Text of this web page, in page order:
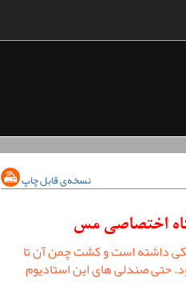
نسخه‌ی قابل چاپ
اختصاصی مس
پیشرفت فیزیکی داشته است و کشت چمن آن تا
حتی صندلی های این استادیوم